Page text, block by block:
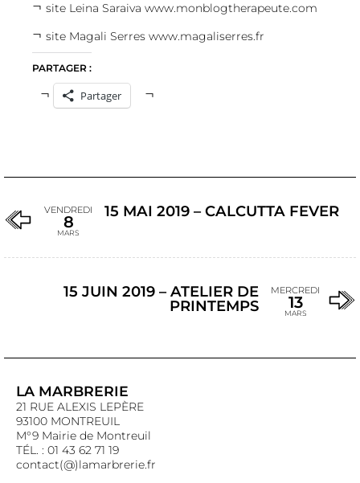
site Leina Saraiva www.monblogtherapeute.com
site Magali Serres www.magaliserres.fr
PARTAGER :
Partager
VENDREDI
8
MARS
15 MAI 2019 – CALCUTTA FEVER
15 JUIN 2019 – ATELIER DE
PRINTEMPS
MERCREDI
13
MARS
LA MARBRERIE
21 RUE ALEXIS LEPÈRE
93100 MONTREUIL
M°9 Mairie de Montreuil
TÉL. : 01 43 62 71 19
contact(@)lamarbrerie.fr